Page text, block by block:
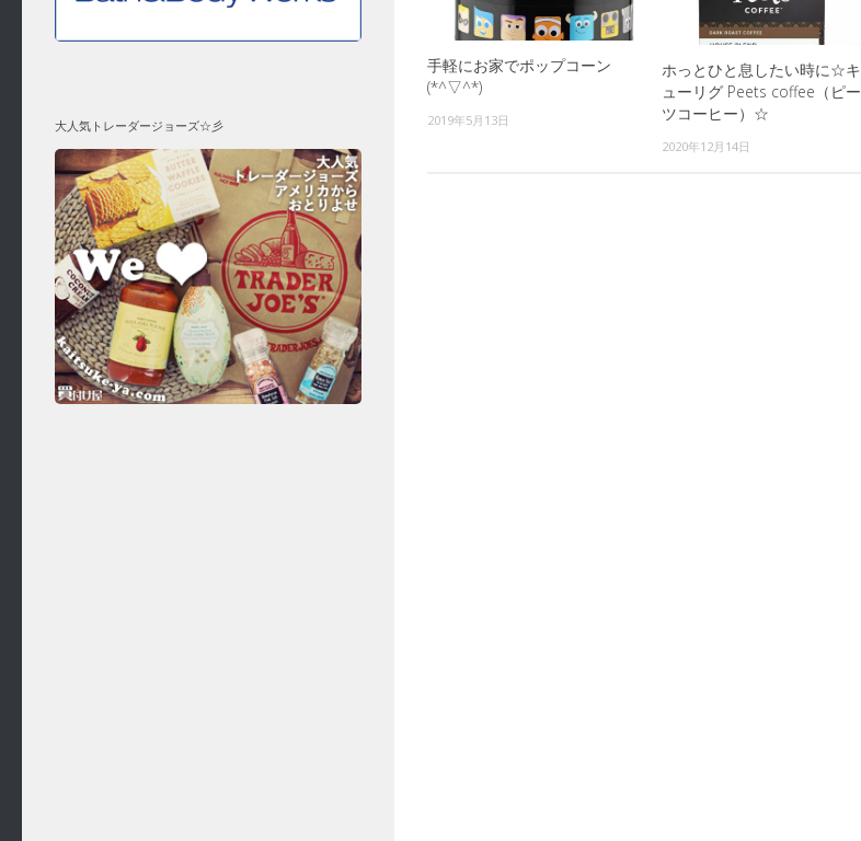
手軽にお家でポップコーン
(*^▽^*)
2019年5月13日
ホっとひと息したい時に☆キ
ューリグ Peets coffee（ピー
ツコーヒー）☆
2020年12月14日
大人気トレーダージョーズ☆彡